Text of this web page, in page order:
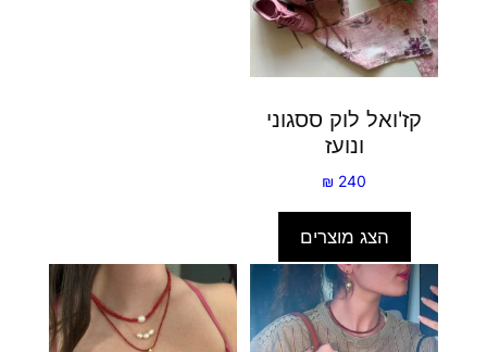
קז'ואל לוק ססגוני
ונועז
₪ 240
הצג מוצרים